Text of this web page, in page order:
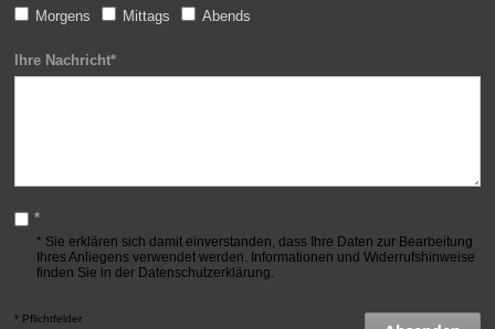
Morgens
Mittags Abends
Ihre Nachricht*
*
* Sie erklären sich damit einverstanden, dass Ihre Daten zur Bearbeitung
Ihres Anliegens verwendet werden. Informationen und Widerrufshinweise
finden Sie in der Datenschutzerklärung.
* Pflichtfelder